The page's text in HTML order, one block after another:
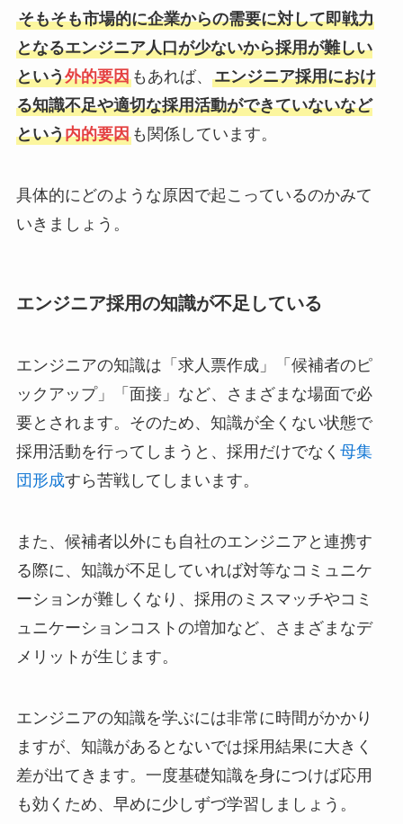
そもそも市場的に企業からの需要に対して即戦力
となるエンジニア人口が少ないから採用が難しい
という外的要因もあれば、 エンジニア採用におけ
る知識不足や適切な採用活動ができていないなど
という内的要因も関係しています。
具体的にどのような原因で起こっているのかみて
いきましょう。
エンジニア採用の知識が不足している
エンジニアの知識は「求人票作成」「候補者のピ
ックアップ」「面接」など、さまざまな場面で必
要とされます。そのため、知識が全くない状態で
採用活動を行ってしまうと、採用だけでなく 母集
団形成すら苦戦してしまいます。
また、候補者以外にも自社のエンジニアと連携す
る際に、知識が不足していれば対等なコミュニケ
ーションが難しくなり、採用のミスマッチやコミ
ュニケーションコストの増加など、さまざまなデ
メリットが生じます。
エンジニアの知識を学ぶには非常に時間がかかり
ますが、知識があるとないでは採用結果に大きく
差が出てきます。一度基礎知識を身につけば応用
も効くため、早めに少しずづ学習しましょう。